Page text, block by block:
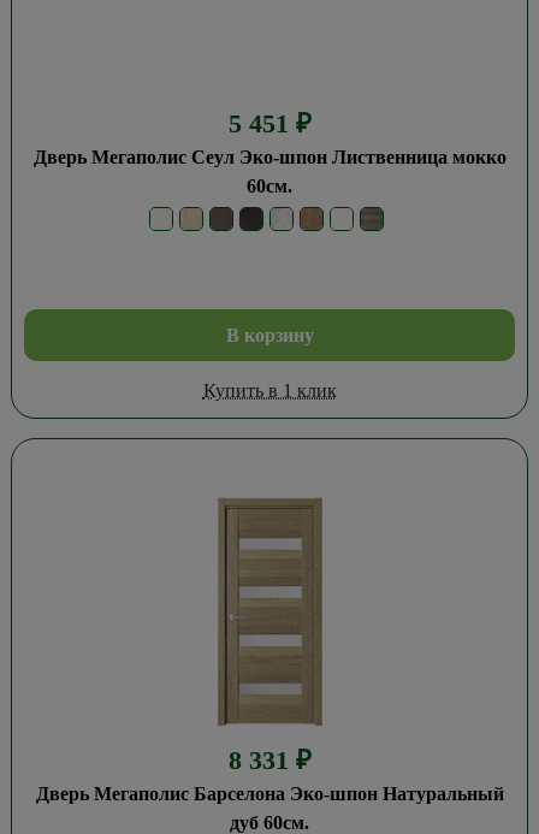
5 451 ₽
Дверь Мегаполис Сеул Эко-шпон Лиственница мокко
60см.
В корзину
Купить в 1 клик
8 331 ₽
Дверь Мегаполис Барселона Эко-шпон Натуральный
дуб 60см.